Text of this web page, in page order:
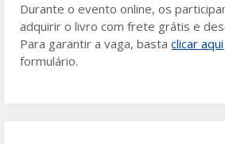
Durante o evento online, os
adquirir o livro com frete grátis e
Para garantir a vaga, bastaclicar aqui
formulário.